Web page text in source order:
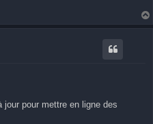
pour mettre en ligne des